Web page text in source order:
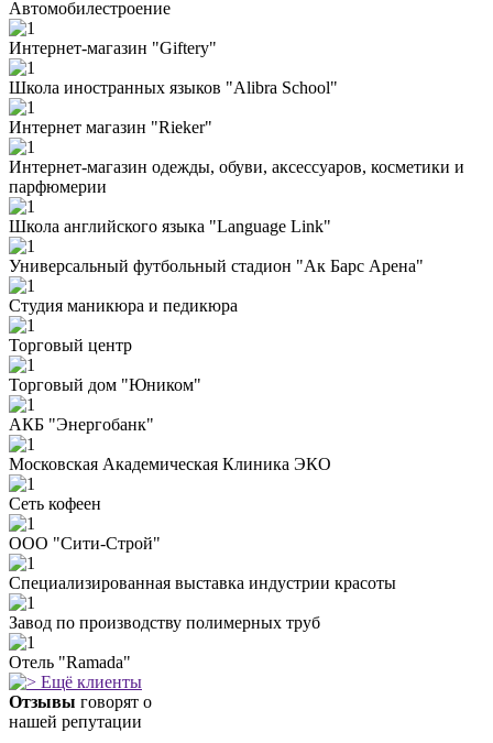
Автомобилестроение
Интернет-магазин "Giftery"
Школа иностранных языков "Alibra School"
Интернет магазин "Rieker"
Интернет-магазин одежды, обуви, аксессуаров, косметики и
парфюмерии
Школа английского языка "Language Link"
Универсальный футбольный стадион "Ак Барс Арена"
Студия маникюра и педикюра
Торговый центр
Торговый дом "Юником"
АКБ "Энергобанк"
Московская Академическая Клиника ЭКО
Сеть кофеен
ООО "Сити-Строй"
Специализированная выставка индустрии красоты
Завод по производству полимерных труб
Отель "Ramada"
Ещё клиенты
Отзывы говорят о
нашей репутации